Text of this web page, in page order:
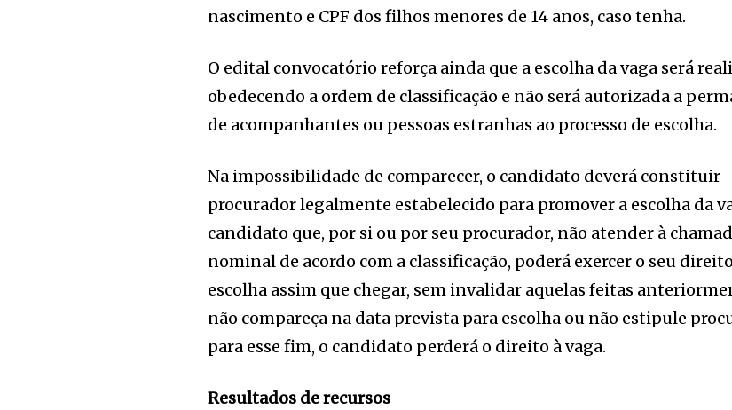
nascimento e CPF dos filhos menores de 14 anos, caso tenha.
O edital convocatório reforça ainda que a escolha da vaga será
obedecendo a ordem de classificação e não será autorizada a
de acompanhantes ou pessoas estranhas ao processo de escolha.
Na impossibilidade de comparecer, o candidato deverá constituir
procurador legalmente estabelecido para promover a escolha da
candidato que, por si ou por seu procurador, não atender à
nominal de acordo com a classificação, poderá exercer o seu
escolha assim que chegar, sem invalidar aquelas feitas
não compareça na data prevista para escolha ou não estipule
para esse fim, o candidato perderá o direito à vaga.
Resultados de recursos